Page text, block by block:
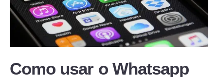
Como usar o Whatsapp